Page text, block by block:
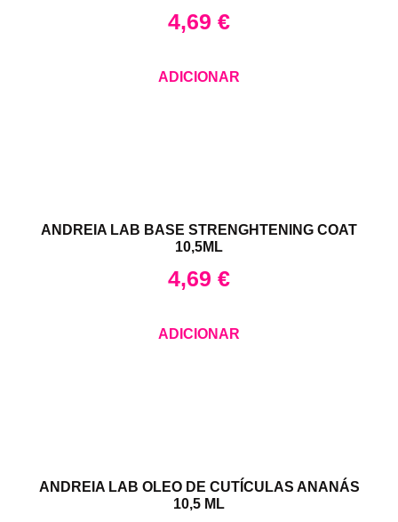
4,69 €
ADICIONAR
ANDREIA LAB BASE STRENGHTENING COAT
10,5ML
4,69 €
ADICIONAR
ANDREIA LAB OLEO DE CUTÍCULAS ANANÁS
10,5 ML